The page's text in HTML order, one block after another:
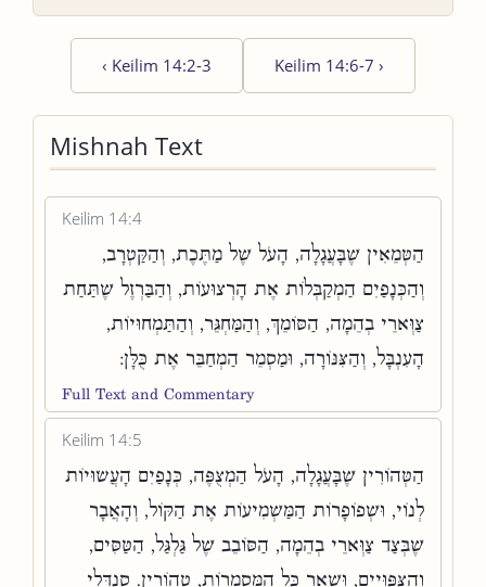
‹ Keilim 14:2-3 Keilim 14:6-7 ›
Mishnah Text
Keilim 14:4
הַטְּמֵאִין שֶׁבָּעֲגָלָה, הָעֹל שֶׁל מַתֶּכֶת, וְהַקַּטְרָב,
וְהַכְּנָפַיִם הַמְקַבְּלוֹת אֶת הָרְצוּעוֹת, וְהַבַּרְזֶל שֶׁתַּחַת
צַוְּארֵי בְהֵמָה, הַסּוֹמֵךְ, וְהַמַּחְגֵּר, וְהַתַּמְחוּיוֹת,
הָעִנְבָּל, וְהַצִּנּוֹרָה, וּמַסְמֵר הַמְחַבֵּר אֶת כֻּלָּן:
Full Text and Commentary
Keilim 14:5
הַטְּהוֹרִין שֶׁבָּעֲגָלָה, הָעֹל הַמְצֻפֶּה, כְּנָפַיִם הָעֲשׂוּיוֹת
לְנוֹי, וּשְׁפוֹפָרוֹת הַמַּשְׁמִיעוֹת אֶת הַקּוֹל, וְהָאֲבָר
שֶׁבְּצַד צַוְּארֵי בְהֵמָה, הַסּוֹבֵב שֶׁל גַּלְגַּל, הַטַּסִּים,
וְהַצִּפּוּיִים, וּשְׁאָר כָּל הַמַּסְמְרוֹת, טְהוֹרִין. סַנְדְּלֵי